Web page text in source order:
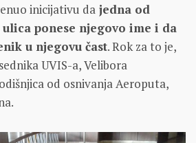
inicijativu da jedna od
ponese njegovo ime i da
u njegovu čast. Rok za to je,
UVIS-a, Velibora
od osnivanja Aeroputa,